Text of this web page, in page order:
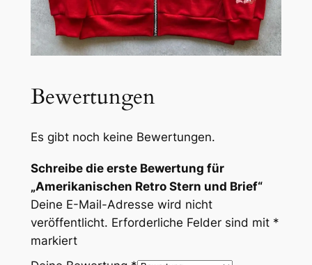
Bewertungen
Es gibt noch keine Bewertungen.
Schreibe die erste Bewertung für
„Amerikanischen Retro Stern und Brief“
Deine E-Mail-Adresse wird nicht
veröffentlicht. Erforderliche Felder sind mit *
markiert